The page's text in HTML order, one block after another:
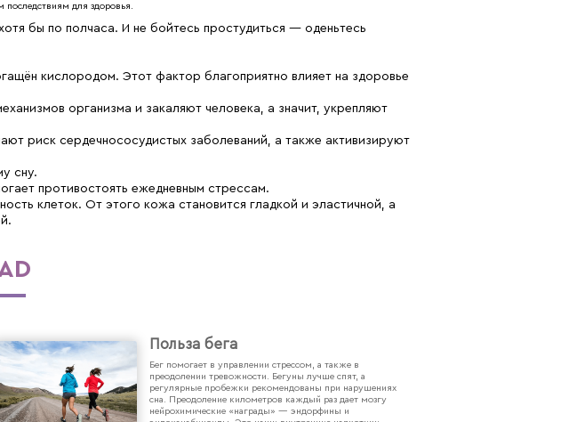
для здоровья.
бы по полчаса. И не бойтесь простудиться — оденьтесь
кислородом. Этот фактор благоприятно влияет на здоровье
организма и закаляют человека, а значит, укрепляют
риск сердечнососудистых заболеваний, а также активизируют
сну.
противостоять ежедневным стрессам.
клеток. От этого кожа становится гладкой и эластичной, а
Польза бега
Бег помогает в управлении стрессом, а также в
преодолении тревожности. Бегуны лучше спят, а
регулярные пробежки рекомендованы при нарушениях
сна. Преодоление километров каждый раз дает мозгу
нейрохимические «награды» — эндорфины и